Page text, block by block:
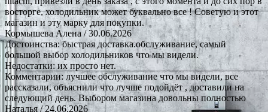
восторге, холодильник может буквально все ! Советую и этот
магазин и эту марку для покупки.
Кормышева Алена / 30.06.2026
Достоинства: быстрая доставка.обслуживание, самый
большой выбор холодильников что мы видели.
Недостатки: их просто нет.
Комментарии: лучшее обслуживание что мы видели, все
рассказали, объяснили что лучше подойдёт , доставили на
следующий день. Выбором магазина довольны полностью
Наталья/ 24.06.2026